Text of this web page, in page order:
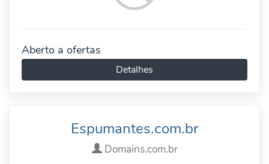
Aberto a ofertas
Detalhes
Espumantes.com.br
Domains.com.br